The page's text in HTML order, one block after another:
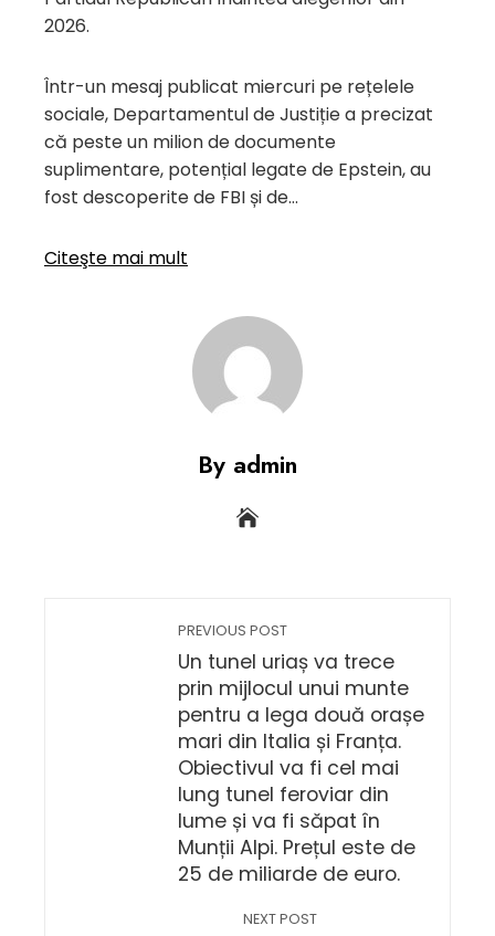
2026.
Într-un mesaj publicat miercuri pe rețelele
sociale, Departamentul de Justiție a precizat
că peste un milion de documente
suplimentare, potențial legate de Epstein, au
fost descoperite de FBI și de…
Citeşte mai mult
By admin
PREVIOUS POST
Un tunel uriaș va trece
prin mijlocul unui munte
pentru a lega două orașe
mari din Italia și Franța.
Obiectivul va fi cel mai
lung tunel feroviar din
lume și va fi săpat în
Munții Alpi. Prețul este de
25 de miliarde de euro.
NEXT POST